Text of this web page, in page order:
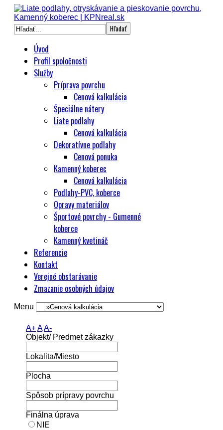
Úvod
Profil spoločnosti
Služby
Príprava povrchu
Cenová kalkulácia
Špeciálne nátery
Liate podlahy
Cenová kalkulácia
Dekoratívne podlahy
Cenová ponuka
Kamenný koberec
Cenová kalkulácia
Podlahy-PVC, koberce
Opravy materiálov
Športové povrchy - Gumenné
koberce
Kamenný kvetináč
Referencie
Kontakt
Verejné obstarávanie
Zmazanie osobných údajov
Menu
A+AA-
Objekt/ Predmet zákazky
Lokalita/Miesto
Plocha
Spôsob prípravy povrchu
Finálna úprava
NIE